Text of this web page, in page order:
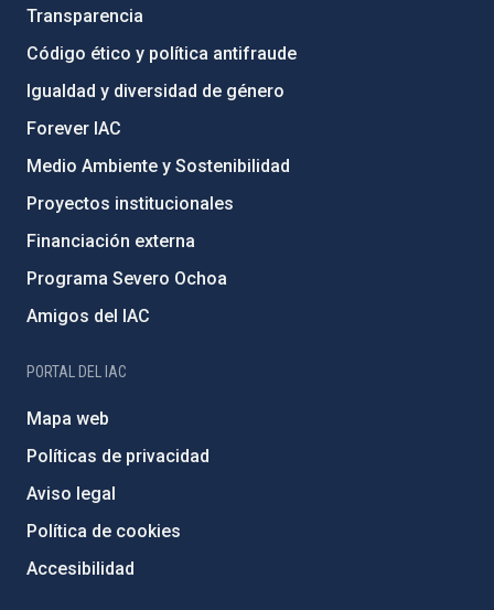
Transparencia
Código ético y política antifraude
Igualdad y diversidad de género
Forever IAC
Medio Ambiente y Sostenibilidad
Proyectos institucionales
Financiación externa
Programa Severo Ochoa
Amigos del IAC
PORTAL DEL IAC
Mapa web
Políticas de privacidad
Aviso legal
Política de cookies
Accesibilidad